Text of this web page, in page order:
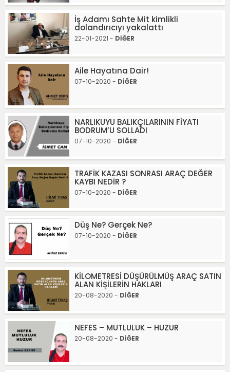
İş Adamı Sahte Mit kimlikli
dolandırıcıyı yakalattı
22-01-2021 - DİĞER
Aile Hayatına Dair!
07-10-2020 - DİĞER
NARLIKUYU BALIKÇILARININ FİYATI
BODRUM’U SOLLADI
07-10-2020 - DİĞER
TRAFİK KAZASI SONRASI ARAÇ DEĞER
KAYBI NEDİR ?
07-10-2020 - DİĞER
Düş Ne? Gerçek Ne?
07-10-2020 - DİĞER
KİLOMETRESİ DÜŞÜRÜLMÜŞ ARAÇ SATIN
ALAN KİŞİLERİN HAKLARI
20-08-2020 - DİĞER
NEFES – MUTLULUK – HUZUR
20-08-2020 - DİĞER